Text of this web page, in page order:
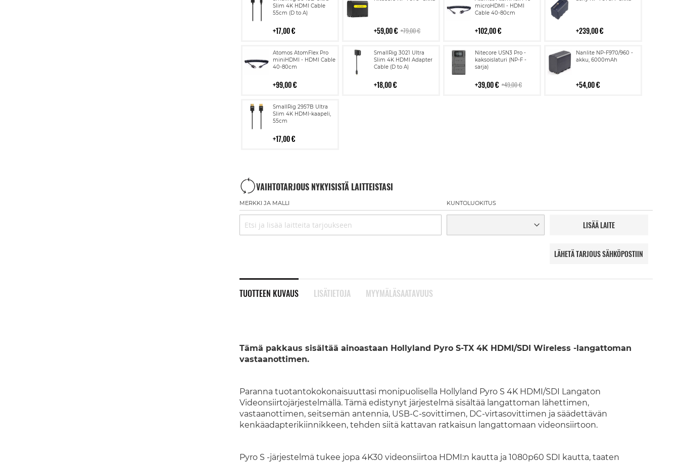
Slim 4K HDMI Cable
55cm (D to A)
17,00 €
ostoskoriin
59,00 € 79,00 €
microHDMI - HDMI
Cable 40-80cm
102,00 €
ostoskoriin
239,00 €
Atomos AtomFlex Pro
miniHDMI - HDMI Cable
40-80cm
99,00 €
Lisää
ostoskoriin
SmallRig 3021 Ultra
Slim 4K HDMI Adapter
Cable (D to A)
18,00 €
Lisää
ostoskoriin
Nitecore USN3 Pro -
kaksoislaturi (NP-F -
sarja)
39,00 € 49,00 €
Lisää
ostoskoriin
Nanlite NP-F970/960 -
akku, 6000mAh
54,00 €
Lisää
ostoskoriin
SmallRig 2957B Ultra
Slim 4K HDMI-kaapeli,
55cm
17,00 €
Lisää
ostoskoriin
VAIHTOTARJOUS NYKYISISTÄ LAITTEISTASI
MERKKI JA MALLI KUNTOLUOKITUS
LISÄÄ LAITE
LÄHETÄ TARJOUS SÄHKÖPOSTIIN
TUOTTEEN KUVAUS
Tämä pakkaus sisältää ainoastaan Hollyland Pyro S-TX 4K HDMI/SDI Wireless -langattoman
vastaanottimen.
Paranna tuotantokokonaisuuttasi monipuolisella Hollyland Pyro S 4K HDMI/SDI Langaton
Videonsiirtojärjestelmällä. Tämä edistynyt järjestelmä sisältää langattoman lähettimen,
vastaanottimen, seitsemän antennia, USB-C-sovittimen, DC-virtasovittimen ja säädettävän
kenkäadapterikiinnikkeen, tehden siitä kattavan ratkaisun langattomaan videonsiirtoon.
Pyro S -järjestelmä tukee jopa 4K30 videonsiirtoa HDMI:n kautta ja 1080p60 SDI kautta, taaten
LISÄTIETOJA MYYMÄLÄSAATAVUUS